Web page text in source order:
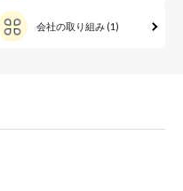
会社の取り組み (1)